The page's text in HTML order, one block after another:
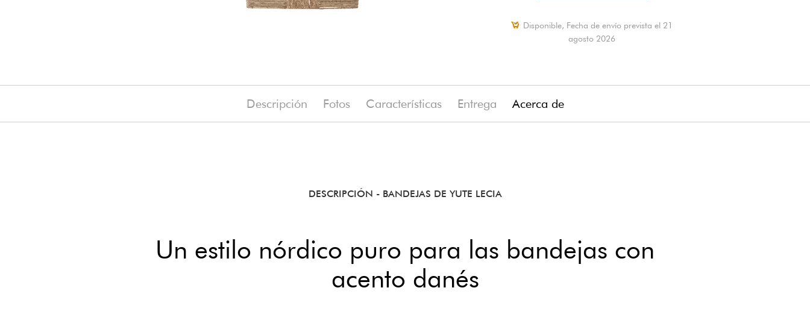
Disponible, Fecha de envío prevista el 21
agosto 2026
Descripción Fotos Características Entrega Acerca de
DESCRIPCIÓN - BANDEJAS DE YUTE LECIA
Un estilo nórdico puro para las bandejas con
acento danés